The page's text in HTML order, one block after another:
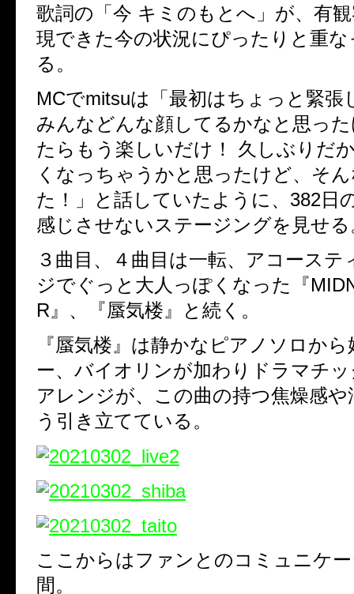
歌詞の「今 キミのもとへ」が、有
現できた今の状況にぴったりと重
る。
MCでmitsuは「最初はちょっと緊張
みんなどんな顔してるかなと思っ
たらもう楽しいだけ！ 久しぶりだ
くなっちゃうかと思ったけど、そ
た！」と話していたように、382日
感じさせないステージングを見せる
３曲目、４曲目は一転、アコーステ
ジでぐっと大人っぽくなった『
R』、『蜃気楼』と続く。
『蜃気楼』は静かなピアノソロか
ー、バイオリンが加わりドラマチ
アレンジが、この曲の持つ焦燥感
う引き立てている。
ここからはファンとのコミュニケ
間。